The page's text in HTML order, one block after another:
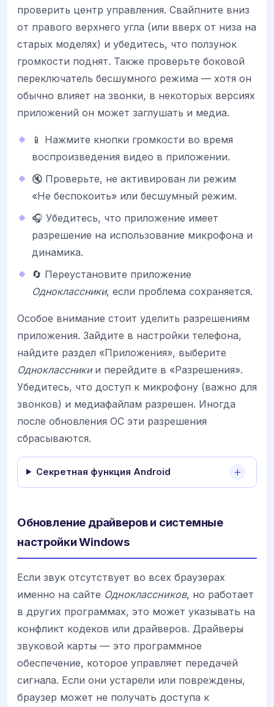
проверить центр управления. Свайпните вниз
от правого верхнего угла (или вверх от низа на
старых моделях) и убедитесь, что ползунок
громкости поднят. Также проверьте боковой
переключатель бесшумного режима — хотя он
обычно влияет на звонки, в некоторых версиях
приложений он может заглушать и медиа.
📱 Нажмите кнопки громкости во время
воспроизведения видео в приложении.
🔇 Проверьте, не активирован ли режим
«Не беспокоить» или бесшумный режим.
🎧 Убедитесь, что приложение имеет
разрешение на использование микрофона и
динамика.
🔄 Переустановите приложение
Одноклассники, если проблема сохраняется.
Особое внимание стоит уделить разрешениям
приложения. Зайдите в настройки телефона,
найдите раздел «Приложения», выберите
Одноклассникии перейдите в «Разрешения».
Убедитесь, что доступ к микрофону (важно для
звонков) и медиафайлам разрешен. Иногда
после обновления ОС эти разрешения
сбрасываются.
Секретная функция Android
Обновление драйверов и системные
настройки Windows
Если звук отсутствует во всех браузерах
именно на сайте Одноклассников, но работает
в других программах, это может указывать на
конфликт кодеков или драйверов. Драйверы
звуковой карты — это программное
обеспечение, которое управляет передачей
сигнала. Если они устарели или повреждены,
браузер может не получать доступа к